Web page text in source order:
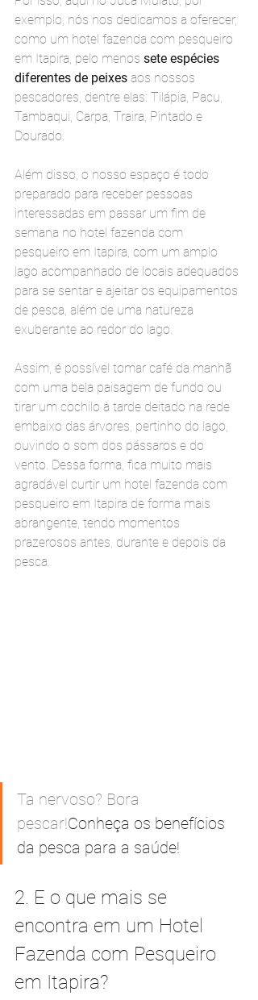
exemplo, nós nos dedicamos a oferecer,
como um hotel fazenda com pesqueiro
em Itapira, pelo menos sete espécies
diferentes de peixes aos nossos
pescadores, dentre elas: Tilápia, Pacu,
Tambaqui, Carpa, Traira, Pintado e
Dourado.
Além disso, o nosso espaço é todo
preparado para receber pessoas
interessadas em passar um fim de
semana no hotel fazenda com
pesqueiro em Itapira, com um amplo
lago acompanhado de locais adequados
para se sentar e ajeitar os equipamentos
de pesca, além de uma natureza
exuberante ao redor do lago.
Assim, é possível tomar café da manhã
com uma bela paisagem de fundo ou
tirar um cochilo à tarde deitado na rede
embaixo das árvores, pertinho do lago,
ouvindo o som dos pássaros e do
vento. Dessa forma, fica muito mais
agradável curtir um hotel fazenda com
pesqueiro em Itapira de forma mais
abrangente, tendo momentos
prazerosos antes, durante e depois da
pesca.
Ta nervoso? Bora
pescar!Conheça os benefícios
da pesca para a saúde!
2. E o que mais se
encontra em um Hotel
Fazenda com Pesqueiro
em Itapira?